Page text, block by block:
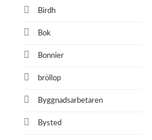
Birdh
Bok
Bonnier
bröllop
Byggnadsarbetaren
Bysted